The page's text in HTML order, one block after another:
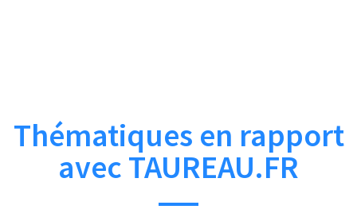
Thématiques en rapport
avec TAUREAU.FR